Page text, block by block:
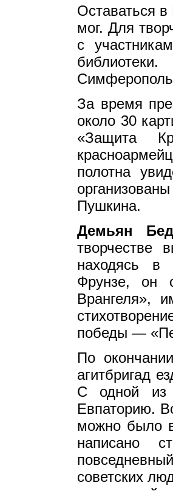
Оставаться
мог. Для
с
За время
около 30
«Защита
полотна
Пушкина.
Демьян
творчестве
находясь
Фрунзе, он
Врангеля»,
победы —
По
агитбригад
С одной из
Евпаторию.
можно было
написано
советских